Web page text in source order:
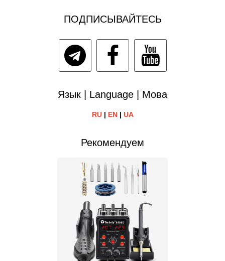
ПОДПИСЫВАЙТЕСЬ
Язык | Language | Мова
RU| EN| UA
Рекомендуем